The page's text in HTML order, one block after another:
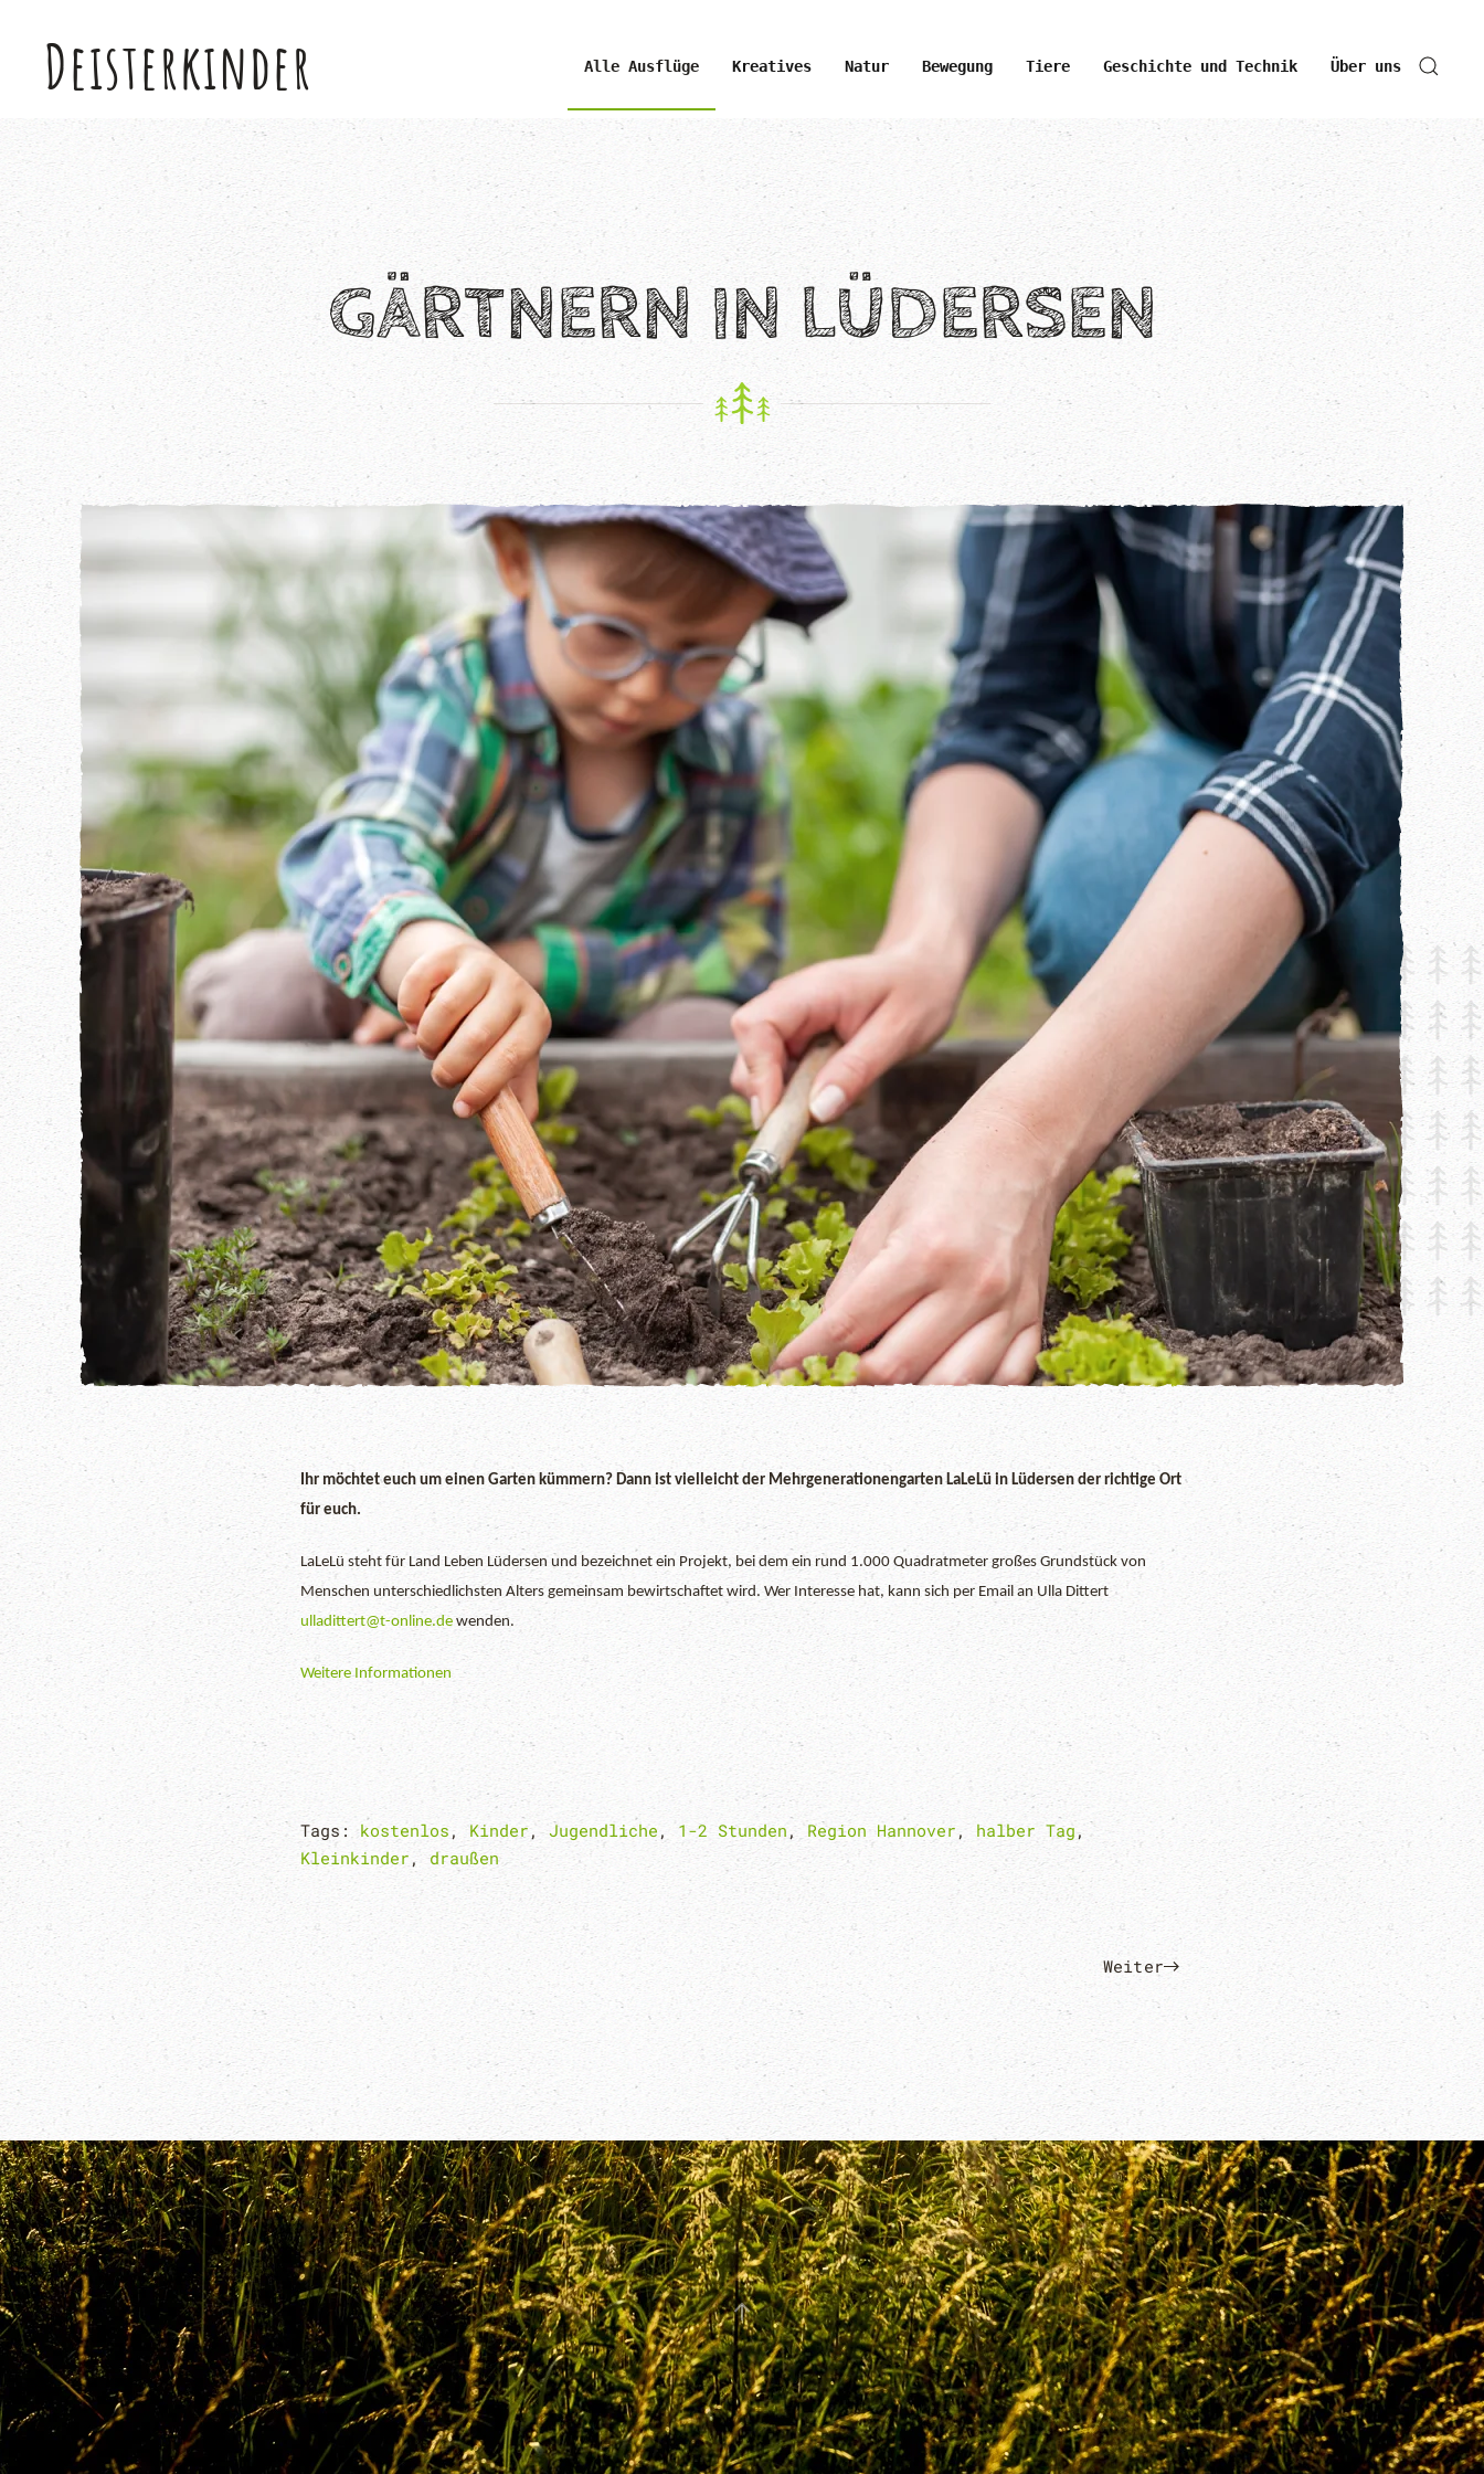
Skip to main content
Deisterkinder Alle Ausflüge Kreatives Natur Bewegung Tiere Geschichte und Technik Über uns
GÄRTNERN IN LÜDERSEN
Ihr möchtet euch um einen Garten kümmern? Dann ist vielleicht der Mehrgenerationengarten LaLeLü in Lüdersen der richtige Ort
für euch.
LaLeLü steht für Land Leben Lüdersen und bezeichnet ein Projekt, bei dem ein rund 1.000 Quadratmeter großes Grundstück von
Menschen unterschiedlichsten Alters gemeinsam bewirtschaftet wird. Wer Interesse hat, kann sich per Email an Ulla Dittert
ulladittert@t-online.de wenden.
Weitere Informationen
Tags: kostenlos , Kinder , Jugendliche ,1-2 Stunden , Region Hannover , halber Tag ,
Kleinkinder ,draußen
Weiter